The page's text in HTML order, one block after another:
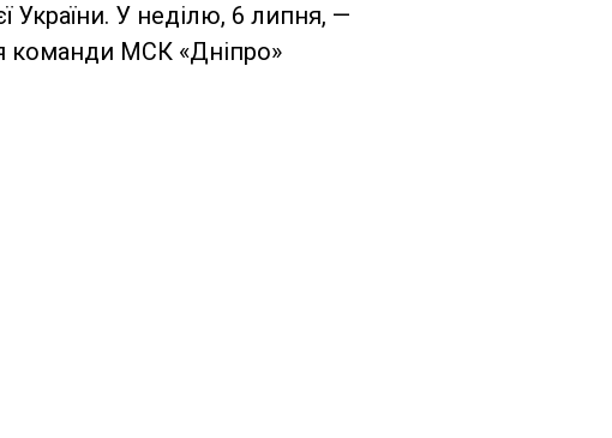
України. У неділю, 6 липня, —
команди МСК «Дніпро»